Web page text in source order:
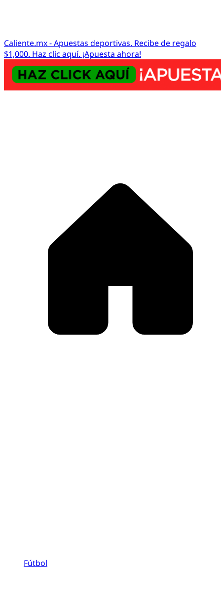
Caliente.mx - Apuestas deportivas. Recibe de regalo
$1,000. Haz clic aquí. ¡Apuesta ahora!
Fútbol